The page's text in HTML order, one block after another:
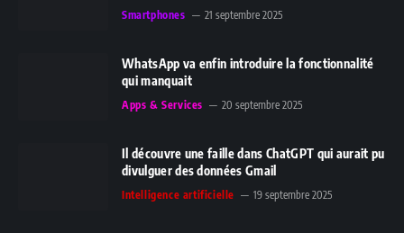
Smartphones 21 septembre 2025
WhatsApp va enfin introduire la fonctionnalité
qui manquait
Apps & Services 20 septembre 2025
Il découvre une faille dans ChatGPT qui aurait pu
divulguer des données Gmail
Intelligence artificielle 19 septembre 2025